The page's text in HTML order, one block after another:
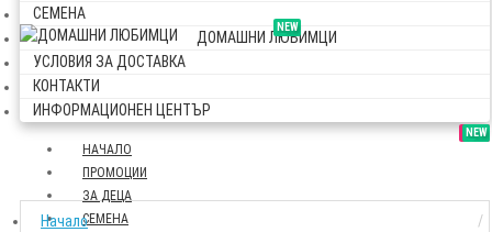
СЕМЕНА
NEW
ДОМАШНИ ЛЮБИМЦИ
УСЛОВИЯ ЗА ДОСТАВКА
КОНТАКТИ
ИНФОРМАЦИОНЕН ЦЕНТЪР
НАЧАЛО
SALE
ПРОМОЦИИ
NEW
ЗА ДЕЦА
СЕМЕНА
Начало